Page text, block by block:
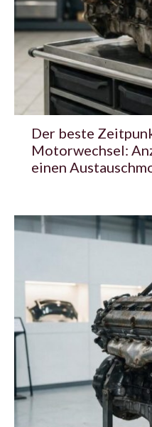
Der beste
Motorwechsel:
einen